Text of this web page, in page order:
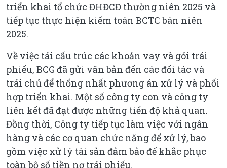
triển khai tổ chức ĐHĐCĐ thường niên 2025 và
tiếp tục thực hiện kiểm toán BCTC bán niên
2025.
Về việc tái cấu trúc các khoản vay và gói trái
phiếu, BCG đã gửi văn bản đến các đối tác và
trái chủ để thống nhất phương án xử lý và phối
hợp triển khai. Một số công ty con và công ty
liên kết đã đạt được những tiến độ khả quan.
Đồng thời, Công ty tiếp tục làm việc với ngân
hàng và các cơ quan chức năng để xử lý, bao
gồm việc xử lý tài sản đảm bảo để khắc phục
toàn bộ số tiền nợ trái phiếu.